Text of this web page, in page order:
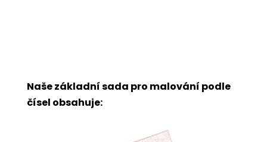
Naše základní sada pro malování podle
čísel obsahuje: